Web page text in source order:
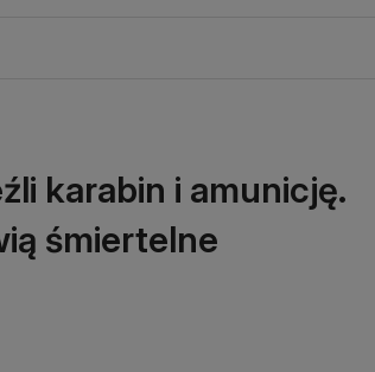
karabin i amunicję.
śmiertelne